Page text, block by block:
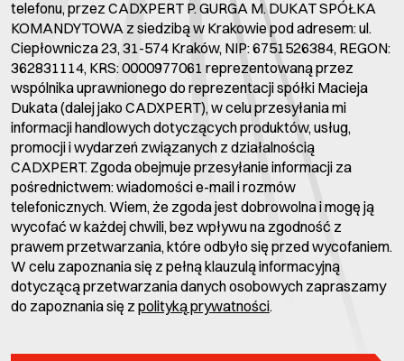
telefonu, przez CADXPERT P. GURGA M. DUKAT SPÓŁKA
KOMANDYTOWA z siedzibą w Krakowie pod adresem: ul.
Ciepłownicza 23, 31-574 Kraków, NIP: 6751526384, REGON:
362831114, KRS: 0000977061 reprezentowaną przez
wspólnika uprawnionego do reprezentacji spółki Macieja
Dukata (dalej jako CADXPERT), w celu przesyłania mi
informacji handlowych dotyczących produktów, usług,
promocji i wydarzeń związanych z działalnością
CADXPERT. Zgoda obejmuje przesyłanie informacji za
pośrednictwem: wiadomości e-mail i rozmów
telefonicznych. Wiem, że zgoda jest dobrowolna i mogę ją
wycofać w każdej chwili, bez wpływu na zgodność z
prawem przetwarzania, które odbyło się przed wycofaniem.
W celu zapoznania się z pełną klauzulą informacyjną
dotyczącą przetwarzania danych osobowych zapraszamy
do zapoznania się z polityką prywatności.